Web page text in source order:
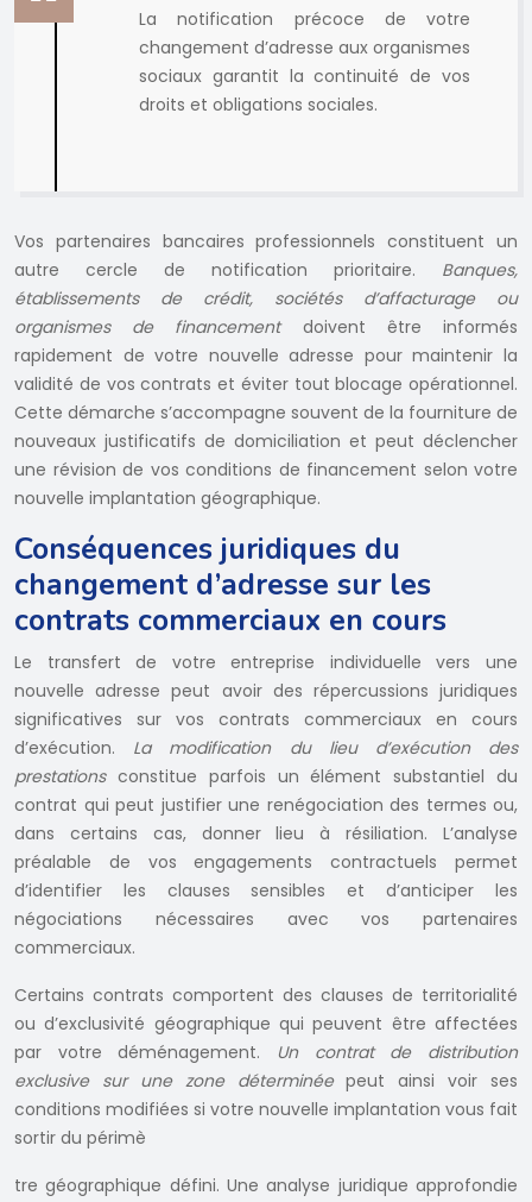
La notification précoce de votre
changement d’adresse aux organismes
sociaux garantit la continuité de vos
droits et obligations sociales.
Vos partenaires bancaires professionnels constituent un
autre cercle de notification prioritaire. Banques,
établissements de crédit, sociétés d’affacturage ou
organismes de financement doivent être informés
rapidement de votre nouvelle adresse pour maintenir la
validité de vos contrats et éviter tout blocage opérationnel.
Cette démarche s’accompagne souvent de la fourniture de
nouveaux justificatifs de domiciliation et peut déclencher
une révision de vos conditions de financement selon votre
nouvelle implantation géographique.
Conséquences juridiques du
changement d’adresse sur les
contrats commerciaux en cours
Le transfert de votre entreprise individuelle vers une
nouvelle adresse peut avoir des répercussions juridiques
significatives sur vos contrats commerciaux en cours
d’exécution. La modification du lieu d’exécution des
prestations constitue parfois un élément substantiel du
contrat qui peut justifier une renégociation des termes ou,
dans certains cas, donner lieu à résiliation. L’analyse
préalable de vos engagements contractuels permet
d’identifier les clauses sensibles et d’anticiper les
négociations nécessaires avec vos partenaires
commerciaux.
Certains contrats comportent des clauses de territorialité
ou d’exclusivité géographique qui peuvent être affectées
par votre déménagement. Un contrat de distribution
exclusive sur une zone déterminéepeut ainsi voir ses
conditions modifiées si votre nouvelle implantation vous fait
sortir du périmè
tre géographique défini. Une analyse juridique approfondie